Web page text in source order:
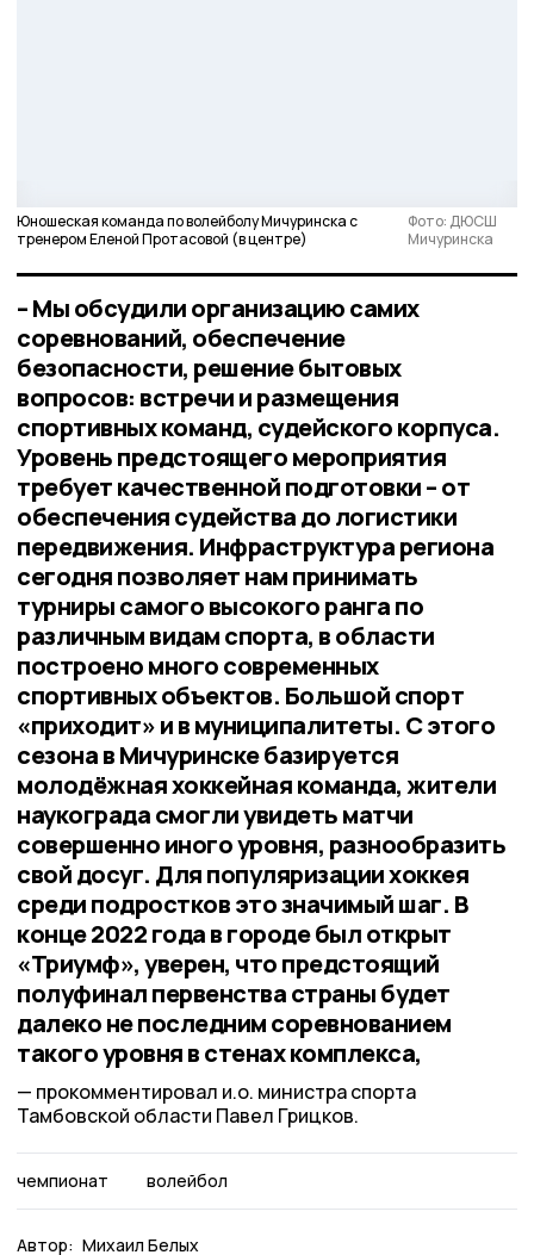
Юношеская команда по волейболу Мичуринска с
тренером Еленой Протасовой (в центре)
Фото: ДЮСШ
Мичуринска
– Мы обсудили организацию самих
соревнований, обеспечение
безопасности, решение бытовых
вопросов: встречи и размещения
спортивных команд, судейского корпуса.
Уровень предстоящего мероприятия
требует качественной подготовки – от
обеспечения судейства до логистики
передвижения. Инфраструктура региона
сегодня позволяет нам принимать
турниры самого высокого ранга по
различным видам спорта, в области
построено много современных
спортивных объектов. Большой спорт
«приходит» и в муниципалитеты. С этого
сезона в Мичуринске базируется
молодёжная хоккейная команда, жители
наукограда смогли увидеть матчи
совершенно иного уровня, разнообразить
свой досуг. Для популяризации хоккея
среди подростков это значимый шаг. В
конце 2022 года в городе был открыт
«Триумф», уверен, что предстоящий
полуфинал первенства страны будет
далеко не последним соревнованием
такого уровня в стенах комплекса,
прокомментировал и.о. министра спорта
Тамбовской области Павел Грицков.
чемпионат волейбол
Автор: Михаил Белых